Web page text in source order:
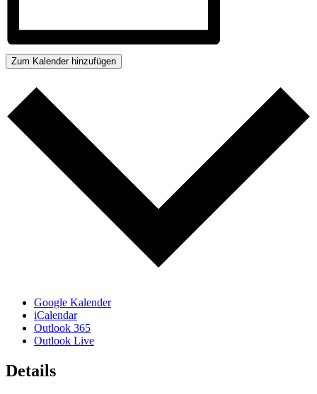
Zum Kalender hinzufügen
Google Kalender
iCalendar
Outlook 365
Outlook Live
Details